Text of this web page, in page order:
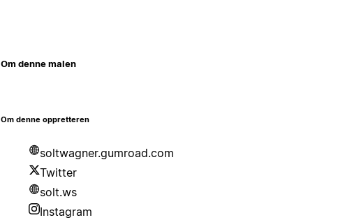
Om denne malen
Om denne oppretteren
soltwagner.gumroad.com
Twitter
solt.ws
Instagram